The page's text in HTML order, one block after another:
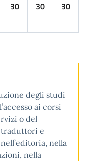
30 30 30
degli studi
ai corsi
o del
traduttori e
nella
nella